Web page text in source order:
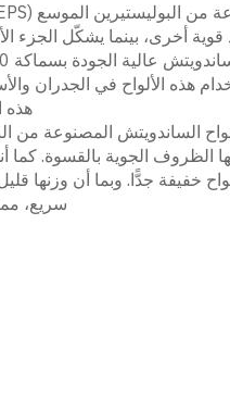
هذه
الظروف الجوية بالقسوة.
سريع،